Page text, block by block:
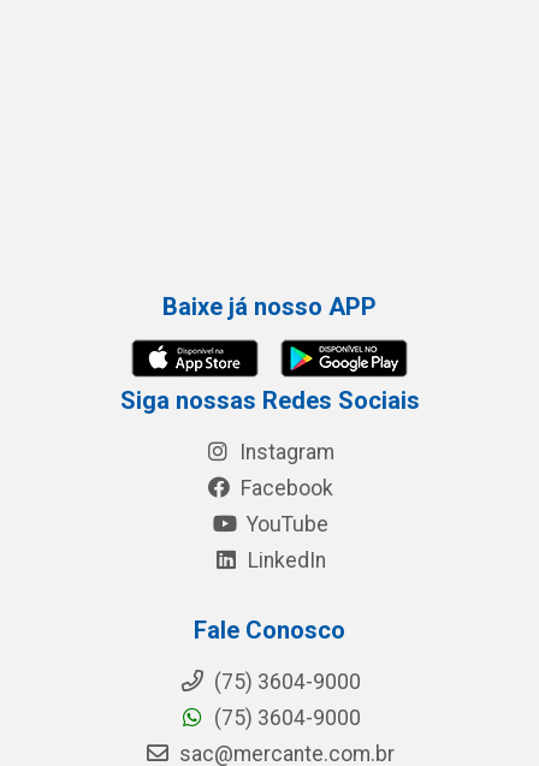
Baixe já nosso APP
Siga nossas Redes Sociais
Instagram
Facebook
YouTube
LinkedIn
Fale Conosco
(75) 3604-9000
(75) 3604-9000
sac@mercante.com.br